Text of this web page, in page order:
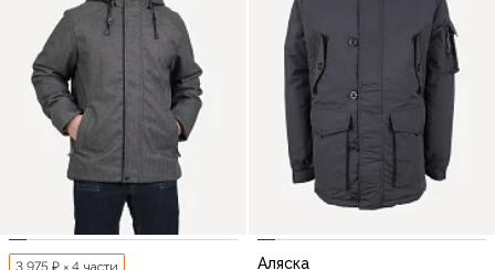
Аляска